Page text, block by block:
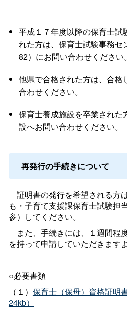
平成１７年度以降の保育士試
れた方は、保育士試験事務セ
82）にお問い合わせください。
他県で合格された方は、合格
合わせください。
保育士養成施設を卒業された
設へお問い合わせください。
再発行の手続きについて
証明書の発行を希望される方
も・子育て支援課保育士試験担
参）してください。
また、手続きには、１週間程
を持って申請していただきます
○必要書類
（１） 保育士（保母）資格証明
24kb）